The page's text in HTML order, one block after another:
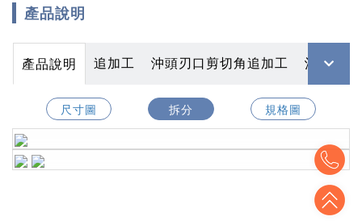
產品說明
產品說明 追加工 沖頭刃口剪切角追加工 沖頭．
尺寸圖 拆分 規格圖